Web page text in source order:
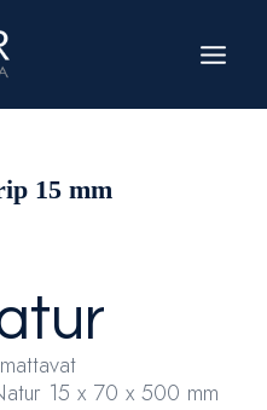
15 mm
15 x 70 x 500 mm